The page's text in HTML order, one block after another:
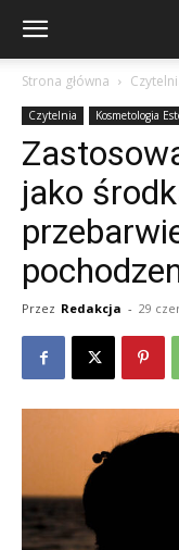
Strona główna
Czytelnia Kosmetologia
jako
Przez Redakcja - 29